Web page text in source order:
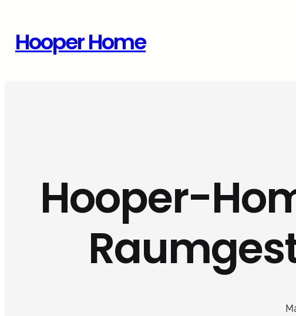
springen
Hooper Home
Hooper-